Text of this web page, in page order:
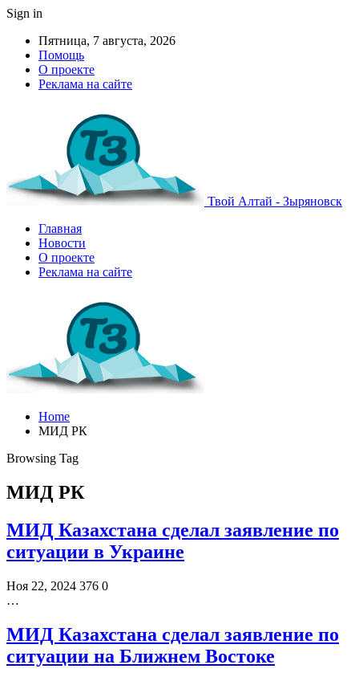
Sign in
Пятница, 7 августа, 2026
Помощь
О проекте
Реклама на сайте
Твой Алтай - Зыряновск
Главная
Новости
О проекте
Реклама на сайте
Home
МИД РК
Browsing Tag
МИД РК
МИД Казахстана сделал заявление по
ситуации в Украине
Ноя 22, 2024 376 0
…
МИД Казахстана сделал заявление по
ситуации на Ближнем Востоке